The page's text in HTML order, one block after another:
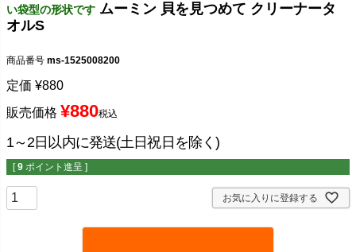
い袋型の形状です ムーミン 貝を見つめて クリーナータ
オルS
商品番号 ms-1525008200
定価 ¥880
販売価格 ¥880税込
1～2日以内に発送(土日祝日を除く)
[ 9 ポイント進呈 ]
お気に入りに登録する